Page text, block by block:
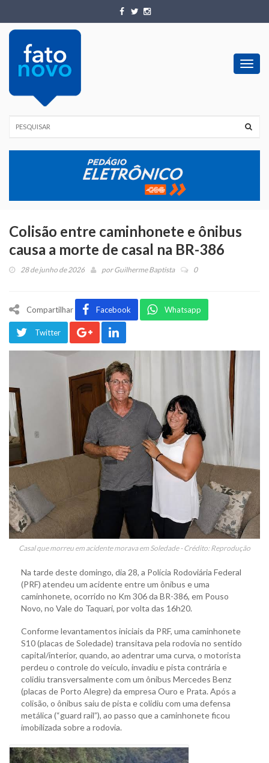
Colisão entre caminhonete e ônibus
causa a morte de casal na BR-386
28 de junho de 2026 porGuilherme Baptista 0
Compartilhar Facebook Whatsapp
Twitter
Casal que morreu em acidente morava em Soledade - Crédito: Reprodução
Na tarde deste domingo, dia 28, a Polícia Rodoviária Federal
(PRF) atendeu um acidente entre um ônibus e uma
caminhonete, ocorrido no Km 306 da BR-386, em Pouso
Novo, no Vale do Taquari, por volta das 16h20.
Conforme levantamentos iniciais da PRF, uma caminhonete
S10 (placas de Soledade) transitava pela rodovia no sentido
capital/interior, quando, ao adentrar uma curva, o motorista
perdeu o controle do veículo, invadiu e pista contrária e
colidiu transversalmente com um ônibus Mercedes Benz
(placas de Porto Alegre) da empresa Ouro e Prata. Após a
colisão, o ônibus saiu de pista e colidiu com uma defensa
metálica (“guard rail”), ao passo que a caminhonete ficou
imobilizada sobre a rodovia.